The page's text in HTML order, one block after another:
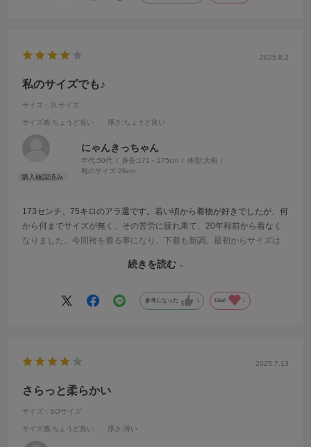
2025.8.2
私のサイズでも♪
サイズ：3Lサイズ
サイズ感:ちょうど良い 厚さ :ちょうど良い
にゃんきっちゃん
年代:50代 身長:171～175cm 体型:大柄
靴のサイズ:26cm
173センチ、75キロのアラ還です。若い頃から着物が好きでしたが、何
から何までサイズが無く、その苦労に疲れ果て、20年程前から着なく
なりました。今回袴を着る事になり、下着も新調。最初からサイズは
良く、細かい所までよく考えて作られた商品です。他も少しずつ揃え
めなのと、レースが繊細で、粗忽な私は破ってしまう心配がある事。
でも肌触りを考えると、仕方ないと思います。
続きを読む
参考になった 1 Like! 1
2025.7.13
さらっと柔らかい
サイズ：SOサイズ
サイズ感:ちょうど良い 厚さ :薄い